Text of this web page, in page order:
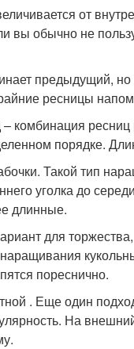
от
вы обычно не
предыдущий,
ресницы
комбинация
порядке.
Такой тип
уголка до
длинные.
для
пореснично.
. Еще один
На внешний